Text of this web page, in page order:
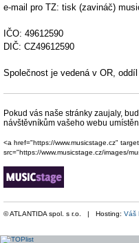
e-mail pro TZ: tisk (zavináč)
IČO: 49612590
DIČ: CZ49612590
Společnost je vedená v OR,
Pokud vás naše stránky zaujaly,
návštěvníkům vašeho webu
<a href="https://www.musicstage.cz"
src="https://www.musicstage.cz/images/
© ATLANTIDA spol. s r.o. | Hosting: Váš